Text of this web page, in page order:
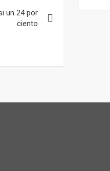
un 24 por
ciento